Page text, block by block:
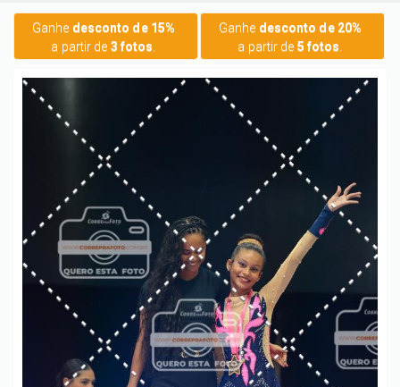
Ganhe desconto de 15%
a partir de 3 fotos
Ganhe desconto de 20%
a partir de 5 fotos